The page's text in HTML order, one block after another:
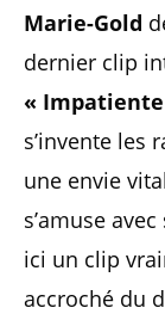
Marie-Gold
dernier clip
«
s’invente les
une envie
s’amuse
ici un clip
accroché du